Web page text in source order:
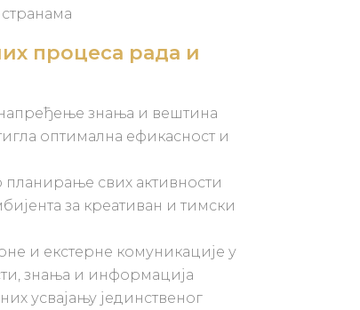
процеса рада и
знања и вештина
оптимална ефикасност и
свих активности
за креативан и тимски
и екстерне комуникације у
знања и информација
усвајању јединственог